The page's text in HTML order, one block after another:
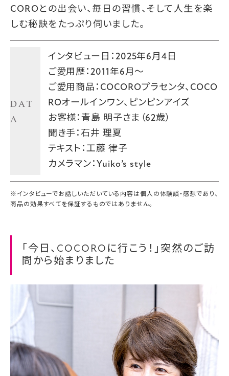
COROとの出会い、毎日の習慣、そして人生を楽
しむ秘訣をたっぷり伺いました。
DAT
A
インタビュー日：2025年6月4日
ご愛用歴：2011年6月～
ご愛用商品：COCOROプラセンタ、COCO
ROオールインワン、ピンピンアイズ
お客様：青島 明子さま（62歳）
聞き手：石井 理夏
テキスト：工藤 律子
カメラマン：Yuiko’s style
※インタビューでお話しいただいている内容は個人の体験談・感想であり、
商品の効果すべてを保証するものではありません。
「今日、COCOROに行こう！」突然のご訪
問から始まりました